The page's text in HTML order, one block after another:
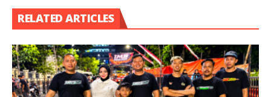
RELATED ARTICLES